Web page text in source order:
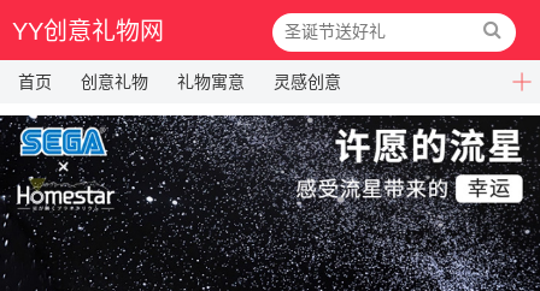
YY创意礼物网
首页 创意礼物 礼物寓意 灵感创意